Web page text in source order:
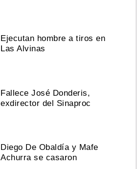
Ejecutan hombre a tiros en
Las Alvinas
Fallece José Donderis,
exdirector del Sinaproc
Diego De Obaldía y Mafe
Achurra se casaron